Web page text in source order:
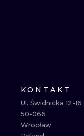
KONTAKT
Ul. Świdnicka 12-16
50-066
Wrocław